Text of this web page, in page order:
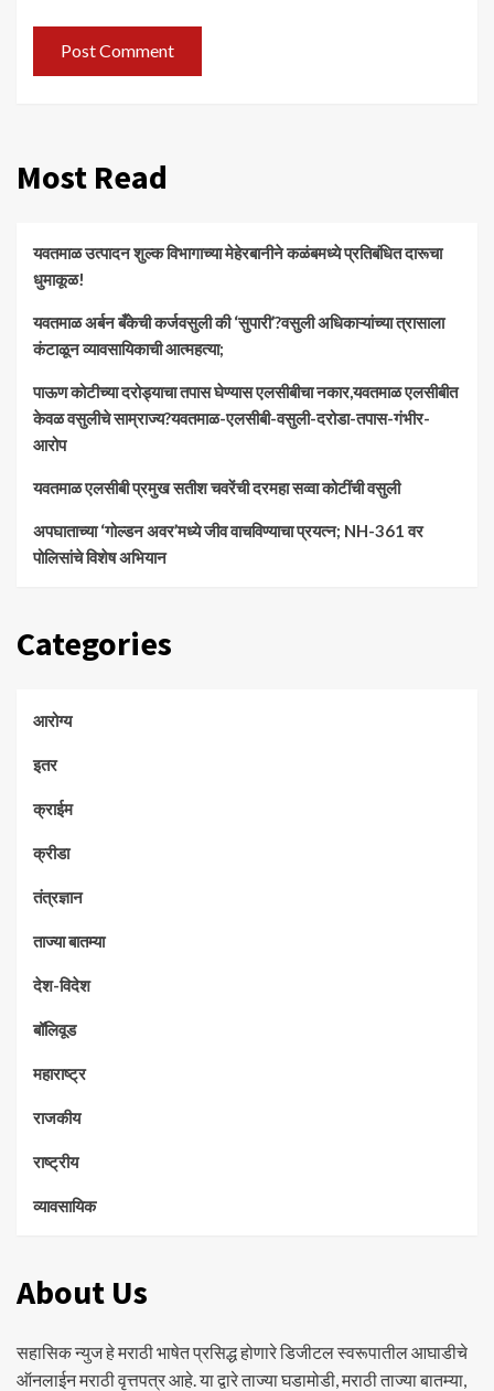
Most Read
यवतमाळ उत्पादन शुल्क विभागाच्या मेहेरबानीने कळंबमध्ये प्रतिबंधित दारूचा
धुमाकूळ!
​यवतमाळ अर्बन बँकेची कर्जवसुली की ‘सुपारी’?वसुली अधिकाऱ्यांच्या त्रासाला
कंटाळून व्यावसायिकाची आत्महत्या;
पाऊण कोटीच्या दरोड्याचा तपास घेण्यास एलसीबीचा नकार,यवतमाळ एलसीबीत
केवळ वसुलीचे साम्राज्य?यवतमाळ-एलसीबी-वसुली-दरोडा-तपास-गंभीर-
आरोप
यवतमाळ एलसीबी प्रमुख सतीश चवरेंची दरमहा सव्वा कोटींची वसुली
अपघाताच्या ‘गोल्डन अवर’मध्ये जीव वाचविण्याचा प्रयत्न; NH-361 वर
पोलिसांचे विशेष अभियान
Categories
आरोग्य
इतर
क्राईम
क्रीडा
तंत्रज्ञान
ताज्या बातम्या
देश-विदेश
बॉलिवूड
महाराष्ट्र
राजकीय
राष्ट्रीय
व्यावसायिक
About Us
सहासिक न्युज हे मराठी भाषेत प्रसिद्ध होणारे डिजीटल स्वरूपातील आघाडीचे
ऑनलाईन मराठी वृत्तपत्र आहे. या द्वारे ताज्या घडामोडी, मराठी ताज्या बातम्या,